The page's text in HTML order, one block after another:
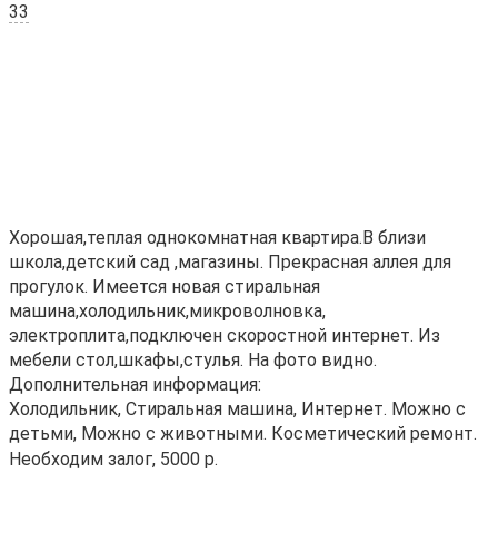
33
Хорошая,теплая однокомнатная квартира.В близи
школа,детский сад ,магазины. Прекрасная аллея для
прогулок. Имеется новая стиральная
машина,холодильник,микроволновка,
электроплита,подключен скоростной интернет. Из
мебели стол,шкафы,стулья. На фото видно.
Дополнительная информация:
Холодильник, Стиральная машина, Интернет. Можно с
детьми, Можно с животными. Косметический ремонт.
Необходим залог, 5000 р.